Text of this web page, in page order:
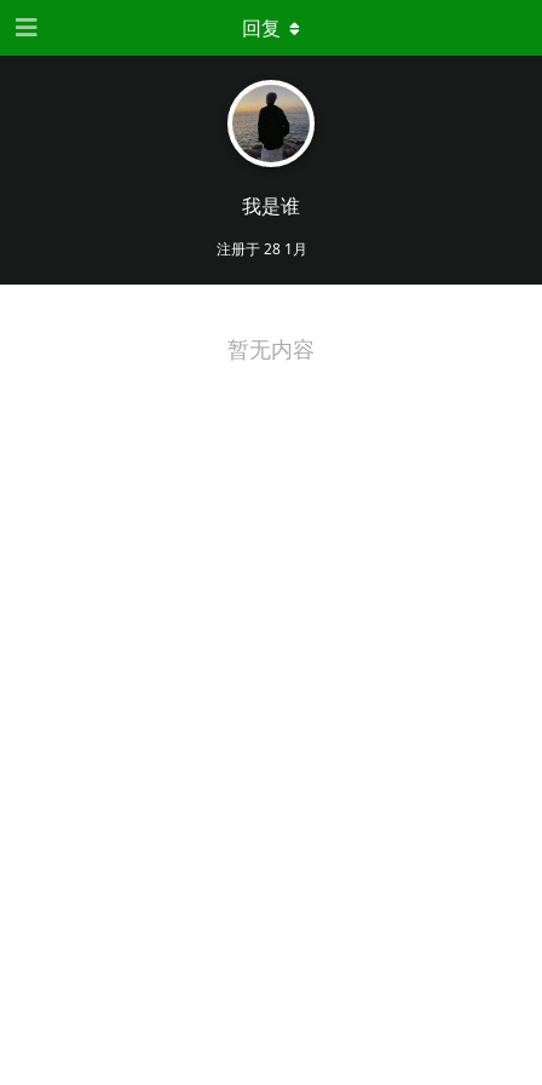
我是谁
注册于28 1月
回复
暂无内容